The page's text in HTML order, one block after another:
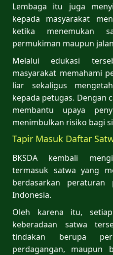
Lembaga itu juga
kepada masyarakat
ketika menemukan
permukiman maupun
Melalui edukasi
masyarakat memahami
liar sekaligus
kepada petugas. Dengan
membantu upaya
menimbulkan risiko bagi
Tapir Masuk Daftar
BKSDA kembali
termasuk satwa yang
berdasarkan peraturan
Indonesia.
Oleh karena itu,
keberadaan satwa
tindakan berupa
perdagangan, maupun